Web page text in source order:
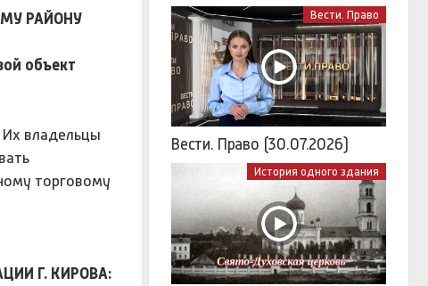
РАЙОНУ
объект
Их владельцы
торговому
Г. КИРОВА:
Вести. Право
Вести. Право (30.07.2026)
История одного здания